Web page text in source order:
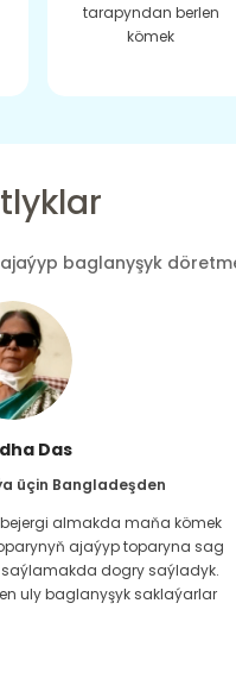
tarapyndan berlen
kömek
baglanyşyk
Das
üçin Bangladeşden
almakda maňa kömek
ajaýyp toparyna sag
dogry saýladyk.
uly baglanyşyk saklaýarlar